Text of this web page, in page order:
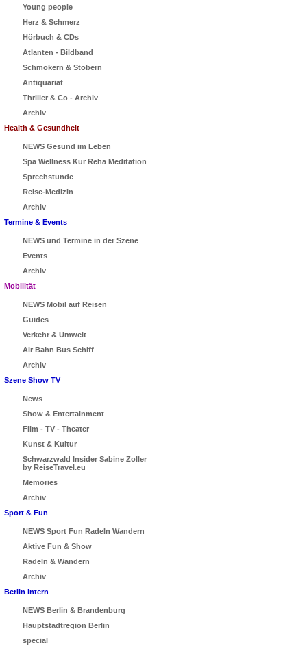
Young people
Herz & Schmerz
Hörbuch & CDs
Atlanten - Bildband
Schmökern & Stöbern
Antiquariat
Thriller & Co - Archiv
Archiv
Health & Gesundheit
NEWS Gesund im Leben
Spa Wellness Kur Reha Meditation
Sprechstunde
Reise-Medizin
Archiv
Termine & Events
NEWS und Termine in der Szene
Events
Archiv
Mobilität
NEWS Mobil auf Reisen
Guides
Verkehr & Umwelt
Air Bahn Bus Schiff
Archiv
Szene Show TV
News
Show & Entertainment
Film - TV - Theater
Kunst & Kultur
Schwarzwald Insider Sabine Zoller
by ReiseTravel.eu
Memories
Archiv
Sport & Fun
NEWS Sport Fun Radeln Wandern
Aktive Fun & Show
Radeln & Wandern
Archiv
Berlin intern
NEWS Berlin & Brandenburg
Hauptstadtregion Berlin
special